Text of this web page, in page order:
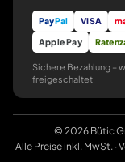
PayPal VISA
Apple Pay
Sichere Bezahlung –
freigeschaltet.
© 2026 Bütic
Alle Preise inkl. MwSt. ·